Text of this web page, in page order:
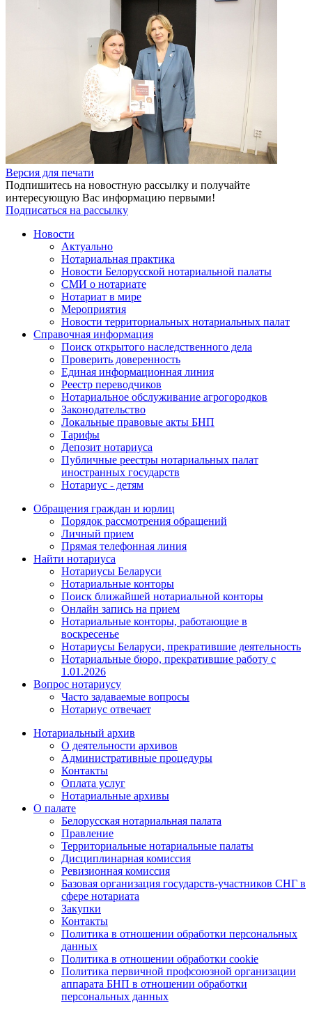
Версия для печати
Подпишитесь на новостную рассылку и получайте
интересующую Вас информацию первыми!
Подписаться на рассылку
Новости
Актуально
Нотариальная практика
Новости Белорусской нотариальной палаты
СМИ о нотариате
Нотариат в мире
Мероприятия
Новости территориальных нотариальных палат
Справочная информация
Поиск открытого наследственного дела
Проверить доверенность
Единая информационная линия
Реестр переводчиков
Нотариальное обслуживание агрогородков
Законодательство
Локальные правовые акты БНП
Тарифы
Депозит нотариуса
Публичные реестры нотариальных палат
иностранных государств
Нотариус - детям
Обращения граждан и юрлиц
Порядок рассмотрения обращений
Личный прием
Прямая телефонная линия
Найти нотариуса
Нотариусы Беларуси
Нотариальные конторы
Поиск ближайшей нотариальной конторы
Онлайн запись на прием
Нотариальные конторы, работающие в
воскресенье
Нотариусы Беларуси, прекратившие деятельность
Нотариальные бюро, прекратившие работу с
1.01.2026
Вопрос нотариусу
Часто задаваемые вопросы
Нотариус отвечает
Нотариальный архив
О деятельности архивов
Административные процедуры
Контакты
Оплата услуг
Нотариальные архивы
О палате
Белорусская нотариальная палата
Правление
Территориальные нотариальные палаты
Дисциплинарная комиссия
Ревизионная комиссия
Базовая организация государств-участников СНГ в
сфере нотариата
Закупки
Контакты
Политика в отношении обработки персональных
данных
Политика в отношении обработки cookie
Политика первичной профсоюзной организации
аппарата БНП в отношении обработки
персональных данных